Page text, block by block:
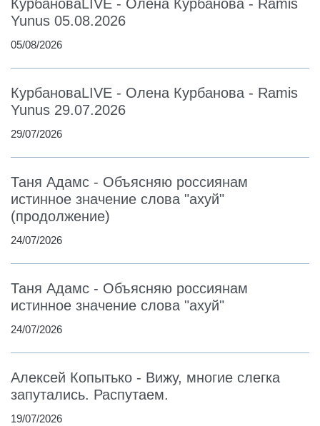
КурбановаLIVE - Олена Курбанова - Ramis
Yunus 05.08.2026
05/08/2026
КурбановаLIVE - Олена Курбанова - Ramis
Yunus 29.07.2026
29/07/2026
Таня Адамс - Объясняю россиянам
истинное значение слова "ахуй"
(продолжение)
24/07/2026
Таня Адамс - Объясняю россиянам
истинное значение слова "ахуй"
24/07/2026
Алексей Копытько - Вижу, многие слегка
запутались. Распутаем.
19/07/2026